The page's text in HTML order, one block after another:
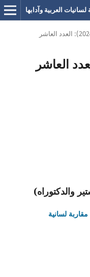
العربية وآدابها
والدكتوراه)
لسانية